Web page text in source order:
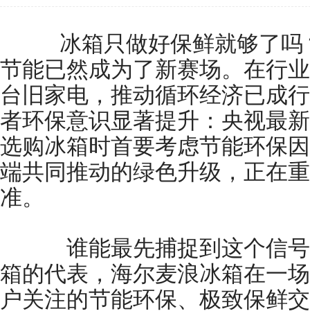
开
心网
微信 QQ
好友
腾讯微
博
冰箱只做好保鲜就够了吗
节能已然成为了新赛场。在行
台旧家电，推动循环经济已成
者环保意识显著提升：央视最
选购冰箱时首要考虑节能环保
端共同推动的绿色升级，正在
准。
谁能最先捕捉到这个信号
箱的代表，海尔麦浪冰箱在一
户关注的节能环保、极致保鲜